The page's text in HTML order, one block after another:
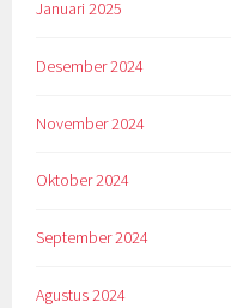
Januari 2025
Desember 2024
November 2024
Oktober 2024
September 2024
Agustus 2024